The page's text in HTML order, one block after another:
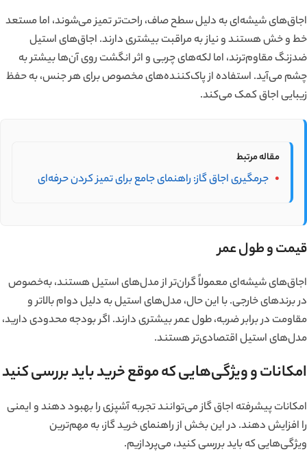
اجاق‌های شیشه‌ای به دلیل سطح صاف، راحت‌تر تمیز می‌شوند، اما مستعد
خط و خش هستند و نیاز به مراقبت بیشتری دارند. اجاق‌های استیل
ضدزنگ مقاوم‌ترند، اما لکه‌های چربی و اثر انگشت روی آن‌ها بیشتر به
چشم می‌آید. استفاده از پاک‌کننده‌های مخصوص برای هر جنس، به حفظ
زیبایی اجاق کمک می‌کند.
مقاله‌ مرتبط
جرمگیری اجاق گاز: راهنمای جامع برای تمیز کردن حرفه‌ای
قیمت و طول عمر
اجاق‌های شیشه‌ای معمولاً گران‌تر از مدل‌های استیل هستند، به‌خصوص
در برندهای خارجی. با این حال، مدل‌های استیل به دلیل دوام بالاتر و
مقاومت در برابر ضربه، طول عمر بیشتری دارند. اگر بودجه محدودی دارید،
مدل‌های استیل اقتصادی‌تر هستند.
امکانات و ویژگی‌هایی که موقع خرید باید بررسی کنید
امکانات پیشرفته اجاق گاز می‌توانند تجربه آشپزی را بهبود دهند و ایمنی
را افزایش دهند. در این بخش از راهنمای خرید گاز، به مهم‌ترین
ویژگی‌هایی که باید بررسی کنید، می‌پردازیم.